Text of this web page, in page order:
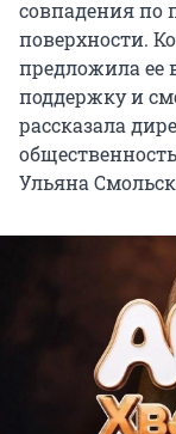
совпадения по
поверхности.
предложила ее
поддержку и
рассказала
Ульяна